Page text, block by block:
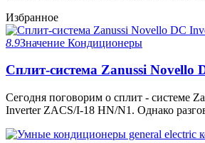
Избранное
8.9Значение Кондиционеры
Сплит-система Zanussi Novello
Сегодня поговорим о сплит - системе
Inverter ZACS/I-18 HN/N1. Однако